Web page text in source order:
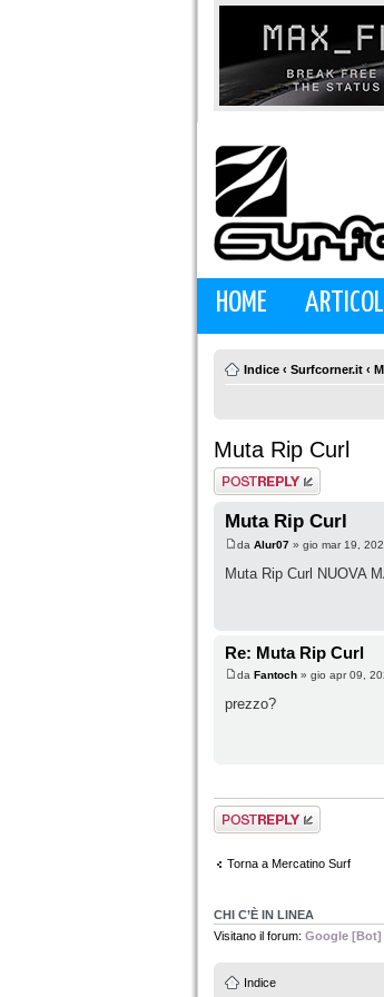
HOME ARTICOLI
Indice ‹ Surfcorner.it ‹
Muta Rip Curl
Rispondi al
messaggio
Muta Rip Curl
da Alur07 » gio mar 19,
Muta Rip Curl NUOVA
Re: Muta Rip Curl
da Fantoch » gio apr 09,
prezzo?
Rispondi al
messaggio
Torna a Mercatino Surf
CHI C’È IN LINEA
Visitano il forum: Google [Bot]
Indice